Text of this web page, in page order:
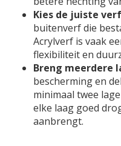
Kies de juiste
buitenverf die
Acrylverf is vaak
flexibiliteit en
Breng meerdere
bescherming en
minimaal twee
elke laag goed
aanbrengt.